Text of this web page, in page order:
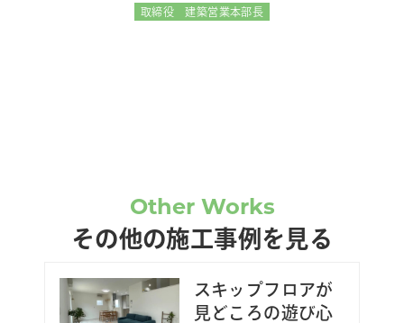
取締役 建築営業本部長
Other Works
その他の施工事例を見る
スキップフロアが
見どころの遊び心